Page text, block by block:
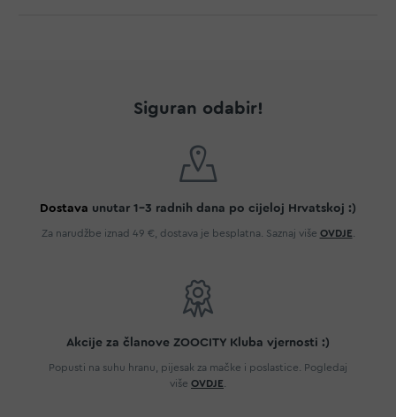
Siguran odabir!
Dostava unutar 1-3 radnih dana po cijeloj Hrvatskoj :)
Za narudžbe iznad 49 €, dostava je besplatna. Saznaj više OVDJE
Akcije za članove ZOOCITY Kluba vjernosti :)
Popusti na suhu hranu, pijesak za mačke i poslastice. Pogledaj
više OVDJE